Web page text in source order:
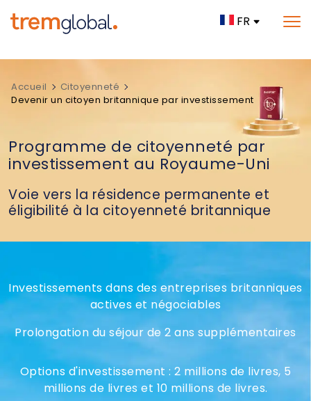
FR
Accueil
Citoyenneté
Devenir un citoyen britannique par investissement
Programme de citoyenneté par
investissement au Royaume-Uni
Voie vers la résidence permanente et
éligibilité à la citoyenneté britannique
Investissements dans des entreprises britanniques
actives et négociables
Prolongation du séjour de 2 ans supplémentaires
Options d'investissement : 2 millions de livres, 5
millions de livres et 10 millions de livres.